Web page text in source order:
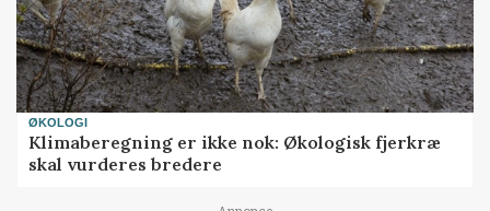
ØKOLOGI
Klimaberegning er ikke nok: Økologisk fjerkræ
skal vurderes bredere